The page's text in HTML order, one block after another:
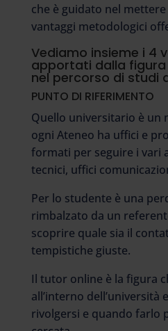
che è guidato nel
vantaggi metodologici
Vediamo insieme i 4
apportati dalla
nel percorso di studi
PUNTO DI RIFERIMENTO
Quello universitario è un
ogni Ateneo ha uffici e
formati per seguire i vari
tecnici, uffici
Per lo studente è una
rimbalzato da un
scoprire quale sia il
tempistiche giuste.
Il tutor online è la figura
all’interno dell’università
rivolgersi e quando farlo